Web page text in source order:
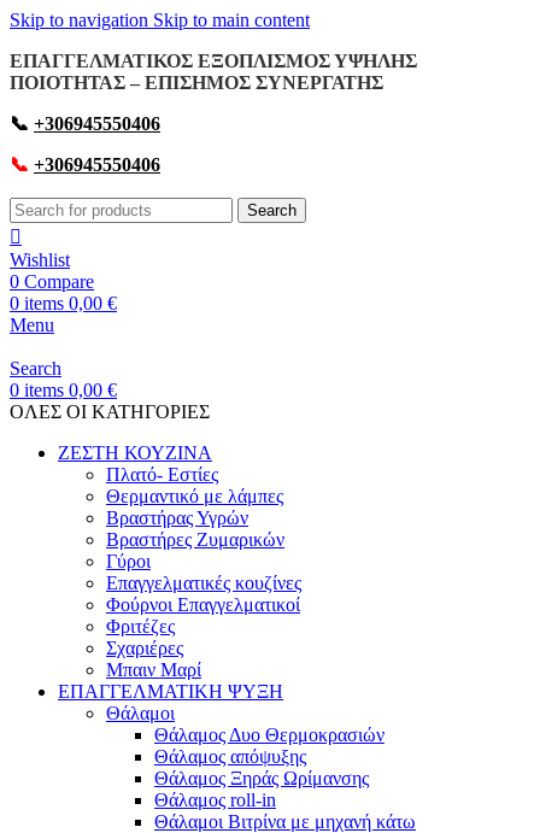
Skip to navigation Skip to main content
ΕΠΑΓΓΕΛΜΑΤΙΚΟΣ ΕΞΟΠΛΙΣΜΟΣ ΥΨΗΛΗΣ
ΠΟΙΟΤΗΤΑΣ – ΕΠΙΣΗΜΟΣ ΣΥΝΕΡΓΑΤΗΣ
📞 +306945550406
📞 +306945550406
Search
Wishlist
0 Compare
0 items 0,00 €
Menu
Search
0 items 0,00 €
OΛΕΣ ΟΙ ΚΑΤΗΓΟΡΙΕΣ
ΖΕΣΤΗ ΚΟΥΖΙΝΑ
Πλατό- Εστίες
Θερμαντικό με λάμπες
Βραστήρας Υγρών
Βραστήρες Ζυμαρικών
Γύροι
Επαγγελματικές κουζίνες
Φούρνοι Επαγγελματικοί
Φριτέζες
Σχαριέρες
Μπαιν Μαρί
ΕΠΑΓΓΕΛΜΑΤΙΚΗ ΨΥΞΗ
Θάλαμοι
Θάλαμος Δυο Θερμοκρασιών
Θάλαμος απόψυξης
Θάλαμος Ξηράς Ωρίμανσης
Θάλαμος roll-in
Θάλαμοι Βιτρίνα με μηχανή κάτω